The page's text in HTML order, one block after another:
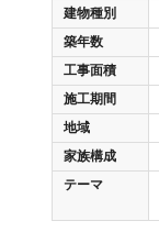
建物種別
築年数
工事面積
施工期間
地域
家族構成
テーマ